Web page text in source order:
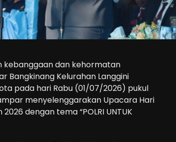
kebanggaan dan kehormatan
Bangkinang Kelurahan Langgini
pada hari Rabu (01/07/2026) pukul
menyelenggarakan Upacara Hari
dengan tema “POLRI UNTUK